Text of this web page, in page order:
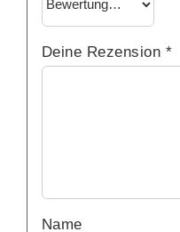
Deine Rezension *
Name